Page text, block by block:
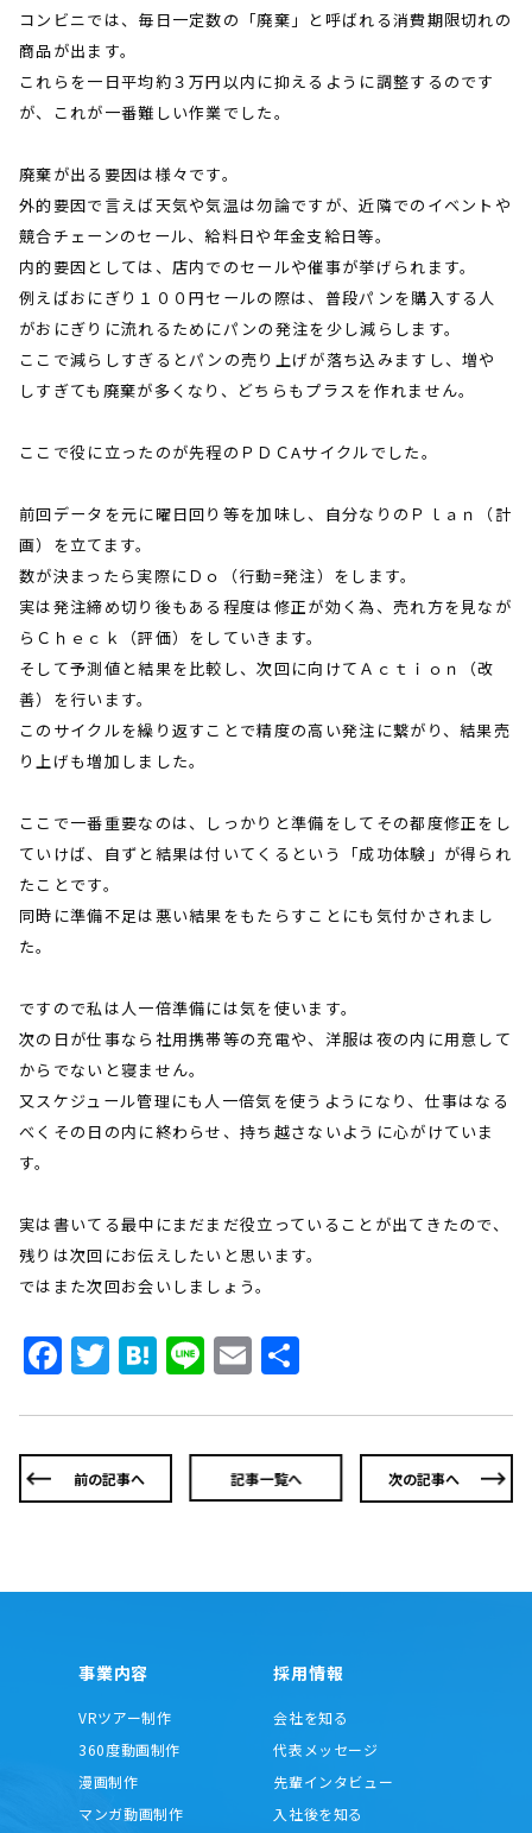
コンビニでは、毎日一定数の「廃棄」と呼ばれる消費期限切れの
商品が出ます。
これらを一日平均約３万円以内に抑えるように調整するのです
が、これが一番難しい作業でした。
廃棄が出る要因は様々です。
外的要因で言えば天気や気温は勿論ですが、近隣でのイベントや
競合チェーンのセール、給料日や年金支給日等。
内的要因としては、店内でのセールや催事が挙げられます。
例えばおにぎり１００円セールの際は、普段パンを購入する人
がおにぎりに流れるためにパンの発注を少し減らします。
ここで減らしすぎるとパンの売り上げが落ち込みますし、増や
しすぎても廃棄が多くなり、どちらもプラスを作れません。
ここで役に立ったのが先程のＰＤＣAサイクルでした。
前回データを元に曜日回り等を加味し、自分なりのＰｌａｎ（計
画）を立てます。
数が決まったら実際にＤｏ（行動=発注）をします。
実は発注締め切り後もある程度は修正が効く為、売れ方を見なが
らＣｈｅｃｋ（評価）をしていきます。
そして予測値と結果を比較し、次回に向けてＡｃｔｉｏｎ（改
善）を行います。
このサイクルを繰り返すことで精度の高い発注に繋がり、結果売
り上げも増加しました。
ここで一番重要なのは、しっかりと準備をしてその都度修正をし
ていけば、自ずと結果は付いてくるという「成功体験」が得られ
たことです。
同時に準備不足は悪い結果をもたらすことにも気付かされまし
た。
ですので私は人一倍準備には気を使います。
次の日が仕事なら社用携帯等の充電や、洋服は夜の内に用意して
からでないと寝ません。
又スケジュール管理にも人一倍気を使うようになり、仕事はなる
べくその日の内に終わらせ、持ち越さないように心がけていま
す。
実は書いてる最中にまだまだ役立っていることが出てきたので、
残りは次回にお伝えしたいと思います。
ではまた次回お会いしましょう。
Facebook
Twitter
Hatena
LineEmail
前の記事へ 記事一覧へ 次の記事へ
事業内容
VRツアー制作
360度動画制作
漫画制作
マンガ動画制作
採用情報
会社を知る
代表メッセージ
先輩インタビュー
入社後を知る